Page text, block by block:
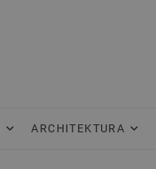
ARCHITEKTURA